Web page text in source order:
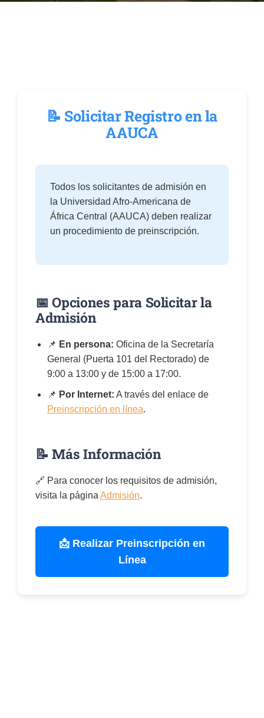
CÁTEDRA UNESCO
CONTÁCTENOS
ACCESOS DIRECTOS
📝 Solicitar Registro en la
AAUCA
Todos los solicitantes de admisión en
la Universidad Afro-Americana de
África Central (AAUCA)deben realizar
un procedimiento de preinscripción.
📅 Opciones para Solicitar la
Admisión
📌 En persona: Oficina de la Secretaría
General (Puerta 101 del Rectorado) de
9:00 a 13:00 y de 15:00 a 17:00.
📌 Por Internet: A través del enlace de
Preinscripción en línea.
📝 Más Información
🔗 Para conocer los requisitos de admisión,
visita la páginaAdmisión.
📩 Realizar Preinscripción en
Línea